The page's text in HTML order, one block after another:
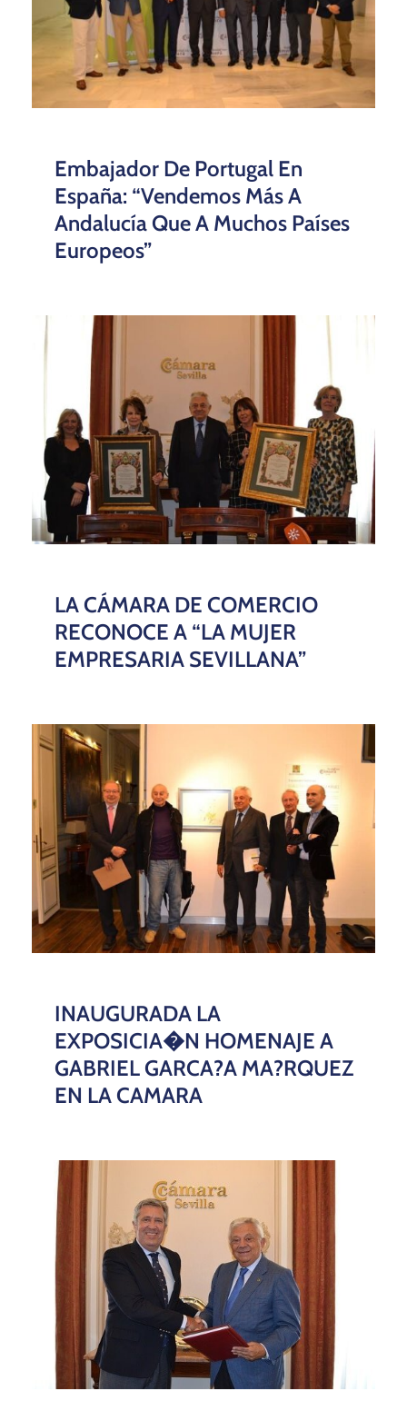
Embajador De Portugal En
España: “Vendemos Más A
Andalucía Que A Muchos Países
Europeos”
LA CÁMARA DE COMERCIO
RECONOCE A “LA MUJER
EMPRESARIA SEVILLANA”
INAUGURADA LA
EXPOSICIA�N HOMENAJE A
GABRIEL GARCA?A MA?RQUEZ
EN LA CAMARA